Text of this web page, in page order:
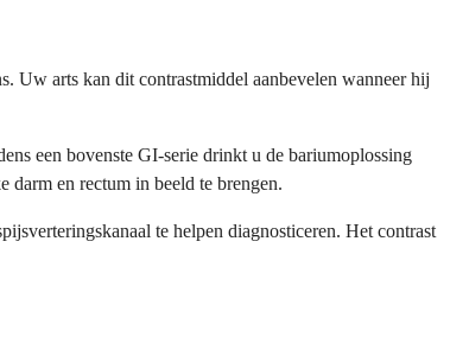
Uw arts kan dit contrastmiddel aanbevelen wanneer hij
een bovenste GI-serie drinkt u de bariumoplossing
darm en rectum in beeld te brengen.
te helpen diagnosticeren. Het contrast